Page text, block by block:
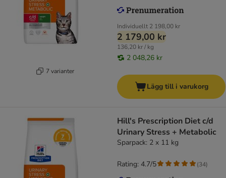
7 varianter
Individuellt 2 198,00 kr
2 179,00 kr
136,20 kr / kg
2 048,26 kr
Lägg till i varukorg
Hill's Prescription Diet c/d
Urinary Stress + Metabolic
Sparpack: 2 x 11 kg
Rating: 4.7/5 (34)